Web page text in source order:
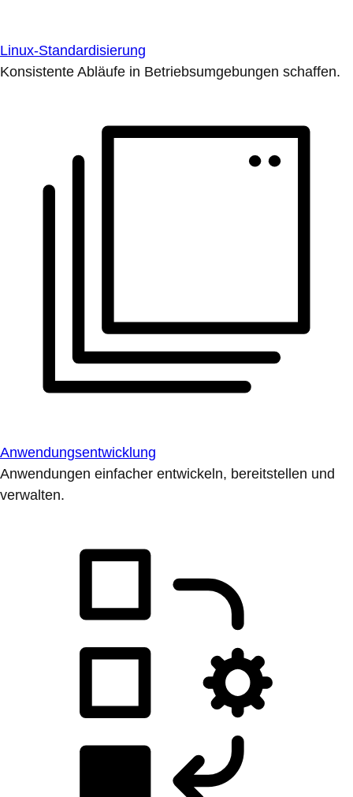
Linux-Standardisierung
Konsistente Abläufe in Betriebsumgebungen schaffen.
Anwendungsentwicklung
Anwendungen einfacher entwickeln, bereitstellen und
verwalten.